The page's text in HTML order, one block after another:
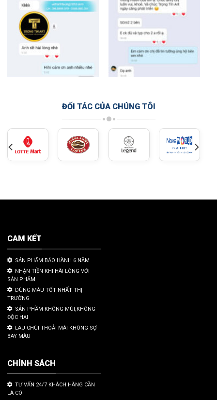
ĐỐI TÁC CỦA CHÚNG TÔI
CAM KẾT
SẢN PHẨM BẢO HÀNH 6 NĂM
NHẬN TIỀN KHI HÀI LÒNG VỚI
SẢN PHẨM
DÙNG MÀU TỐT NHẤT THỊ
TRƯỜNG
SẢN PHẦM KHÔNG MÙI,KHÔNG
ĐỘC HẠI
LAU CHÙI THOẢI MÁI KHÔNG SỢ
BAY MÀU
CHÍNH SÁCH
TƯ VẤN 24/7 KHÁCH HÀNG CẦN
LÀ CÓ